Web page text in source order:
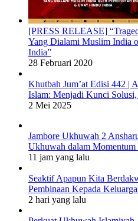
[PRESS RELEASE]
Yang Dialami Muslim India
India”
28 Februari 2020
Khutbah Jum’at Edisi 442 |
Islam: Menjadi Kunci
2 Mei 2025
Jambore Ukhuwah 2
Ukhuwah dalam
11 jam yang lalu
Seaktif Apapun Kita
Pembinaan Kepada
2 hari yang lalu